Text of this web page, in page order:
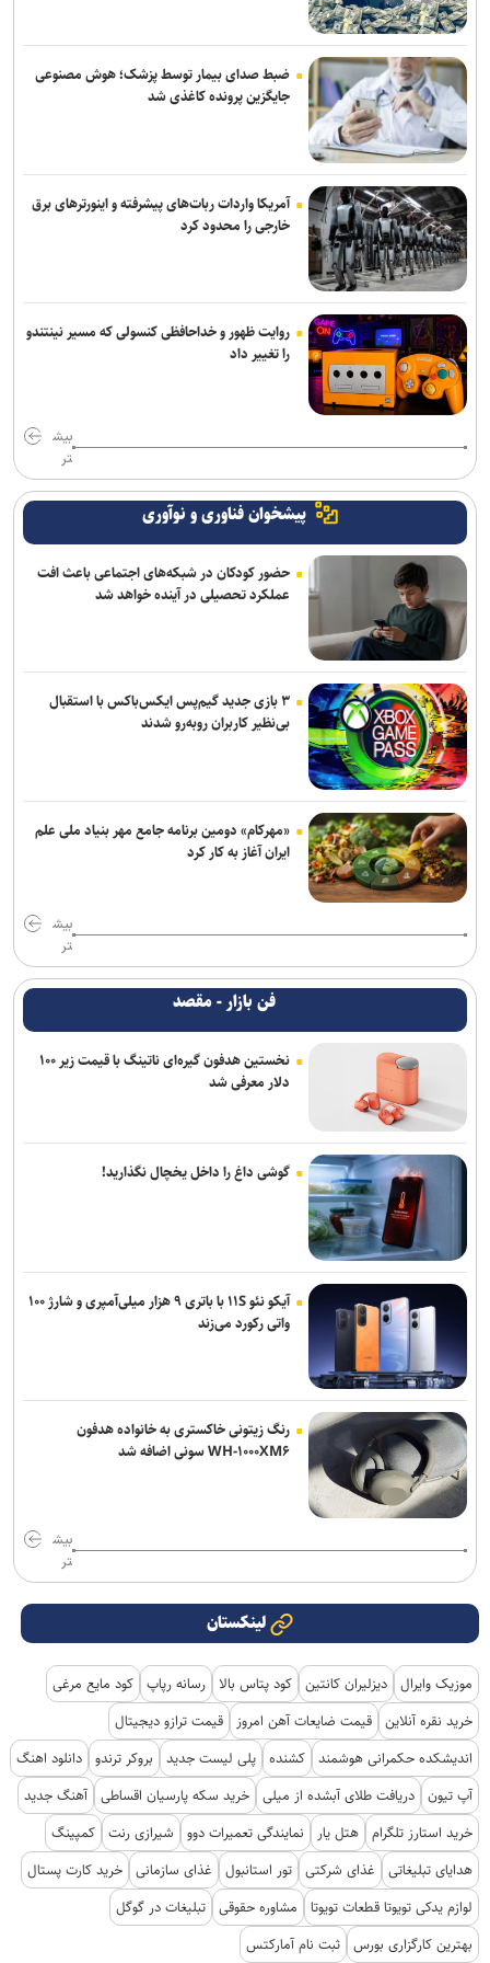
پزشکیان: جامعه امروز بیش از هر زمان به همدلی و اخلاق قرآنی نیاز دارد
گفت‌وگوی تلفنی وزرای امور خارجه ایران و ایتالیا
پزشکیان: مشروطه نماد بیداری، قانون‌گرایی و مردم‌سالاری ملت ایران
است
انصارالله حمله به یک نفتکش عربستان را تأیید کرد
ضبط صدای بیمار توسط پزشک؛ هوش مصنوعی
جایگزین پرونده کاغذی شد
آمریکا واردات ربات‌های پیشرفته و اینورترهای برق
خارجی را محدود کرد
روایت ظهور و خداحافظی کنسولی که مسیر نینتندو
را تغییر داد
بیش
تر
پیشخوان فناوری و نوآوری
حضور کودکان در شبکه‌های اجتماعی باعث افت
عملکرد تحصیلی در آینده خواهد شد
۳ بازی جدید گیم‌پس ایکس‌باکس با استقبال
بی‌نظیر کاربران روبه‌رو شدند
«مهرکام» دومین برنامه جامع مهر بنیاد ملی علم
ایران آغاز به کار کرد
بیش
تر
فن بازار - مقصد
نخستین هدفون گیره‌ای ناتینگ با قیمت زیر ۱۰۰
دلار معرفی شد
گوشی داغ را داخل یخچال نگذارید!
آیکو نئو ۱۱S با باتری ۹ هزار میلی‌آمپری و شارژ ۱۰۰
واتی رکورد می‌زند
رنگ زیتونی خاکستری به خانواده هدفون
WH-۱۰۰۰XM۶ سونی اضافه شد
بیش
تر
لینکستان
موزیک وایرال دیزلیران کانتین کود پتاس بالا رسانه رپاپ کود مایع مرغی
خرید نقره آنلاین قیمت ضایعات آهن امروز
قیمت ترازو دیجیتال
اندیشکده حکمرانی هوشمند کشنده پلی لیست جدید بروکر ترندو دانلود اهنگ
آپ تیون دریافت طلای آبشده از میلی خرید سکه پارسیان اقساطی آهنگ جدید
خرید استارز تلگرام هتل یار نمایندگی تعمیرات دوو شیرازی رنت کمپینگ
هدایای تبلیغاتی
غذای شرکتی تور استانبول غذای سازمانی خرید کارت پستال
لوازم یدکی تویوتا قطعات تویوتا
مشاوره حقوقی تبلیغات در گوگل
بهترین کارگزاری بورس ثبت نام آمارکتس